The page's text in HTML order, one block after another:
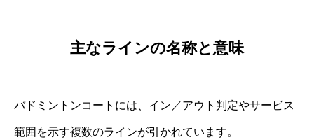
主なラインの名称と意味
バドミントンコートには、イン／アウト判定やサービス
範囲を示す複数のラインが引かれています。